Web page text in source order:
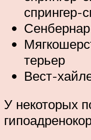
спрингер-
Сенбернар
терьер
Вест-
У некоторых